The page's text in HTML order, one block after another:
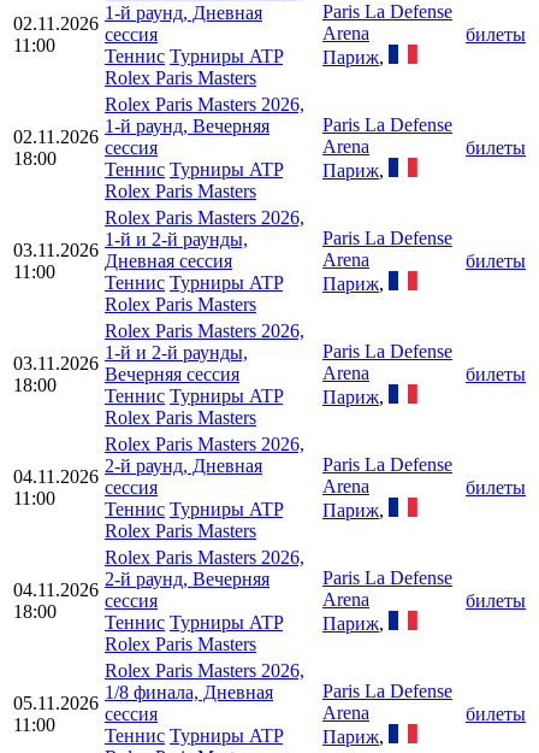
02.11.2026
11:00
1-й раунд, Дневная
сессия
Теннис Турниры ATP
Rolex Paris Masters
Paris La Defense
Arena
Париж,
билеты
02.11.2026
18:00
Rolex Paris Masters 2026,
1-й раунд, Вечерняя
сессия
Теннис Турниры ATP
Rolex Paris Masters
Paris La Defense
Arena
Париж,
билеты
03.11.2026
11:00
Rolex Paris Masters 2026,
1-й и 2-й раунды,
Дневная сессия
Теннис Турниры ATP
Rolex Paris Masters
Paris La Defense
Arena
Париж,
билеты
03.11.2026
18:00
Rolex Paris Masters 2026,
1-й и 2-й раунды,
Вечерняя сессия
Теннис Турниры ATP
Rolex Paris Masters
Paris La Defense
Arena
Париж,
билеты
04.11.2026
11:00
Rolex Paris Masters 2026,
2-й раунд, Дневная
сессия
Теннис Турниры ATP
Rolex Paris Masters
Paris La Defense
Arena
Париж,
билеты
04.11.2026
18:00
Rolex Paris Masters 2026,
2-й раунд, Вечерняя
сессия
Теннис Турниры ATP
Rolex Paris Masters
Paris La Defense
Arena
Париж,
билеты
05.11.2026
11:00
Rolex Paris Masters 2026,
1/8 финала, Дневная
сессия
Теннис Турниры ATP
Paris La Defense
Arena
Париж,
билеты